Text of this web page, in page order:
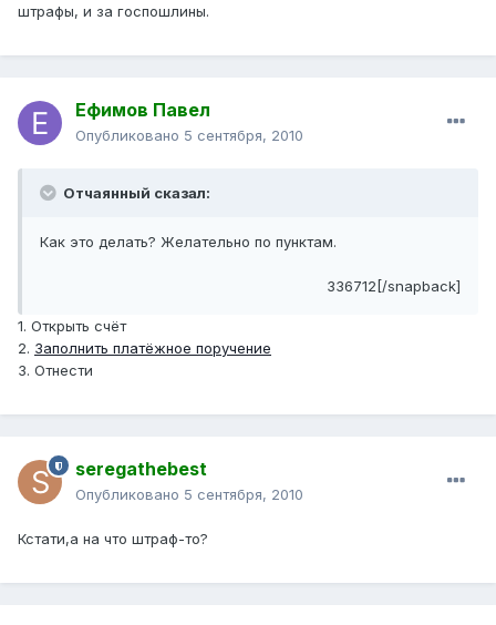
штрафы, и за госпошлины.
Ефимов Павел
Опубликовано 5 сентября, 2010
Отчаянный сказал:
Как это делать? Желательно по пунктам.
336712[/snapback]
1. Открыть счёт
2. Заполнить платёжное поручение
3. Отнести
seregathebest
Опубликовано 5 сентября, 2010
Кстати,а на что штраф-то?